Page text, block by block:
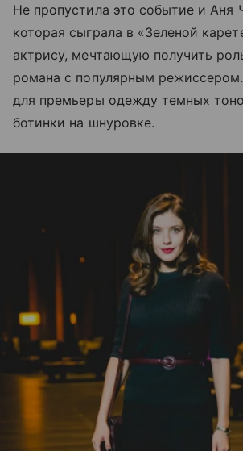
Не пропустила это событие и Аня
которая сыграла в «Зеленой
актрису, мечтающую получить
романа с популярным
для премьеры одежду темных
ботинки на шнуровке.